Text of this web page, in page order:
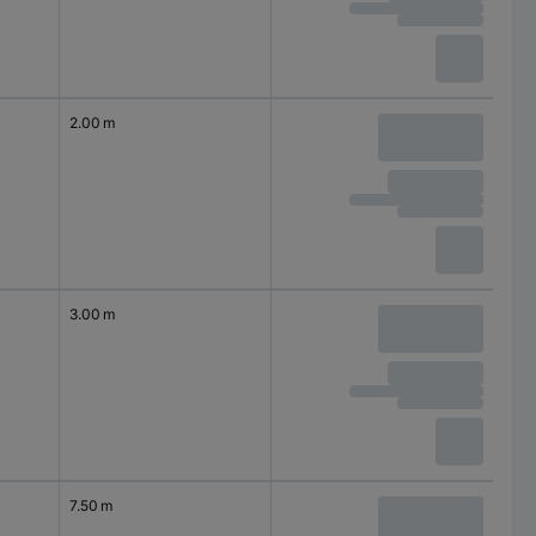
2.00 m
3.00 m
7.50 m